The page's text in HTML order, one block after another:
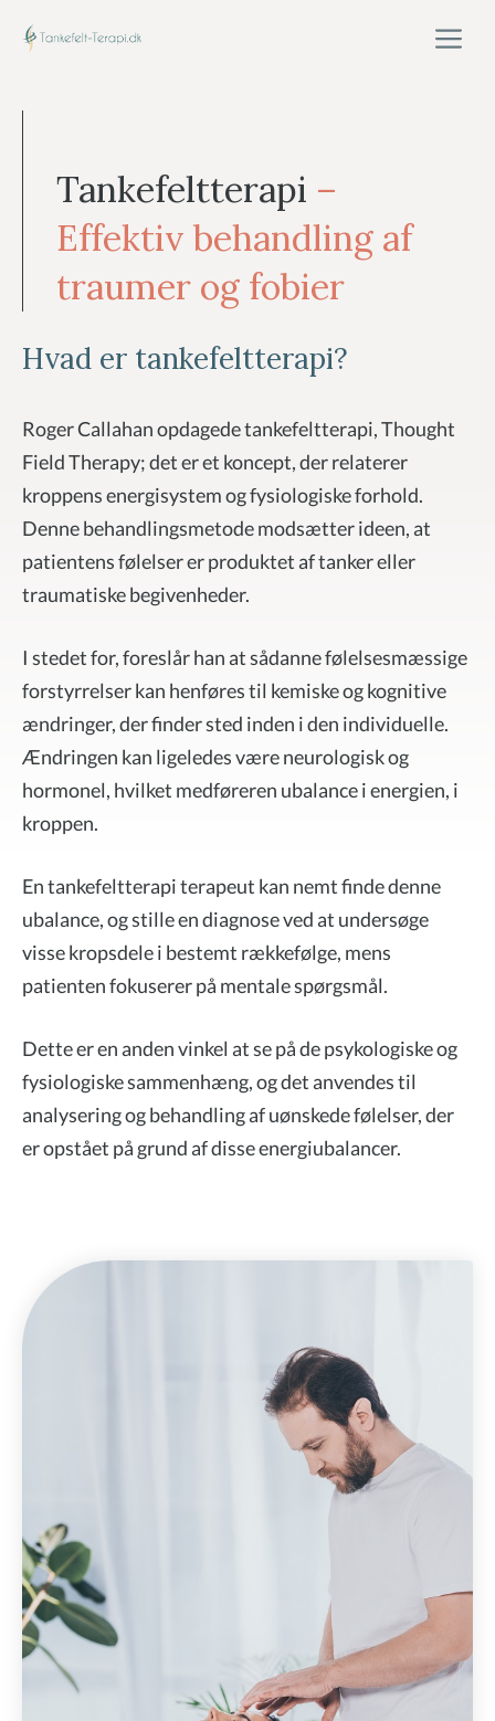
Tankefeltterapi –
Effektiv behandling af
traumer og fobier
Hvad er tankefeltterapi?
Roger Callahan opdagede tankefeltterapi, Thought
Field Therapy; det er et koncept, der relaterer
kroppens energisystem og fysiologiske forhold.
Denne behandlingsmetode modsætter ideen, at
patientens følelser er produktet af tanker eller
traumatiske begivenheder.
I stedet for, foreslår han at sådanne følelsesmæssige
forstyrrelser kan henføres til kemiske og kognitive
ændringer, der finder sted inden i den individuelle.
Ændringen kan ligeledes være neurologisk og
hormonel, hvilket medføreren ubalance i energien, i
kroppen.
En tankefeltterapi terapeut kan nemt finde denne
ubalance, og stille en diagnose ved at undersøge
visse kropsdele i bestemt rækkefølge, mens
patienten fokuserer på mentale spørgsmål.
Dette er en anden vinkel at se på de psykologiske og
fysiologiske sammenhæng, og det anvendes til
analysering og behandling af uønskede følelser, der
er opstået på grund af disse energiubalancer.